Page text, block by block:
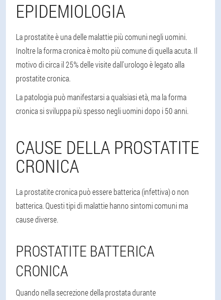
EPIDEMIOLOGIA
La prostatite è una delle malattie più comuni negli uomini.
Inoltre la forma cronica è molto più comune di quella acuta. Il
motivo di circa il 25% delle visite dall'urologo è legato alla
prostatite cronica.
La patologia può manifestarsi a qualsiasi età, ma la forma
cronica si sviluppa più spesso negli uomini dopo i 50 anni.
CAUSE DELLA PROSTATITE
CRONICA
La prostatite cronica può essere batterica (infettiva) o non
batterica. Questi tipi di malattie hanno sintomi comuni ma
cause diverse.
PROSTATITE BATTERICA
CRONICA
Quando nella secrezione della prostata durante